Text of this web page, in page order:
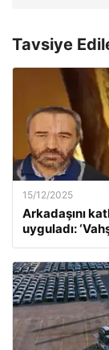
Tavsiye
15/12/2025
Arkadaşını
uyguladı: